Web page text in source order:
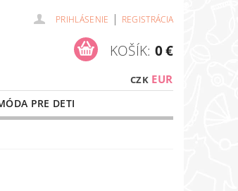
PRIHLÁSENIE | REGISTRÁCIA
CZK EUR
KOŠÍK: 0 €
PRE DETI